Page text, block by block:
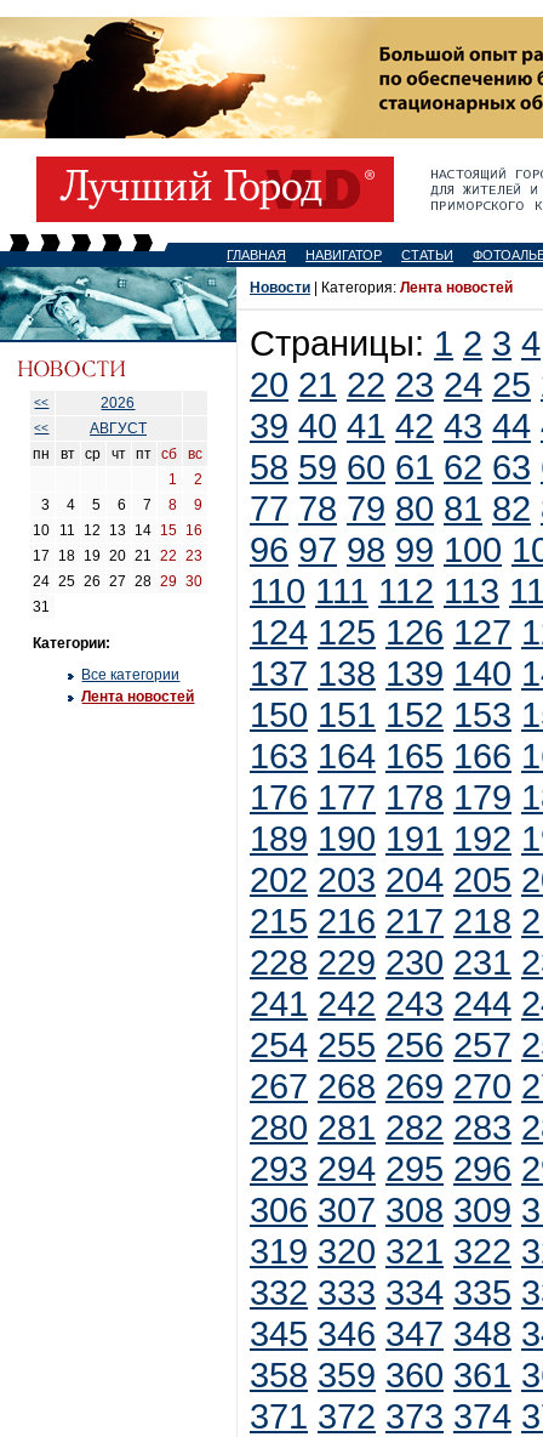
ГЛАВНАЯ НАВИГАТОР СТАТЬИ
<< 2026
<<
АВГУСТ
пн
вт ср чт пт сб
вс
1
2
3
4 5 6 7 8
9
10
11 12 13 14 15 16
17
18 19 20 21 22
23
24 25 26 27 28 29 30
31
Категории:
Все категории
Лента новостей
Новости | Категория: Лента новостей
Страницы: 1 2 3 4
20 21 22 23 24 25
39 40 41 42 43 44
58 59 60 61 62 63
77 78 79 80 81 82
96 97 98 99 100
110 111 112 113
124 125 126 127
137 138 139 140
150 151 152 153
163 164 165 166
176 177 178 179
189 190 191 192
202 203 204 205
215 216 217 218
228 229 230 231
241 242 243 244
254 255 256 257
267 268 269 270
280 281 282 283
293 294 295 296
306 307 308 309
319 320 321 322
332 333 334 335
345 346 347 348
358 359 360 361
371 372 373 374